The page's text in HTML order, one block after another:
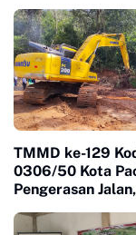
TMMD ke-129
0306/50 Kota
Pengerasan
Mendekati